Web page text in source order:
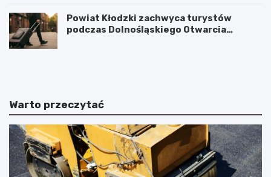
Powiat Kłodzki zachwyca turystów
podczas Dolnośląskiego Otwarcia
P
t
K
ł
o
d
z
k
K
k
i
P
o
w
i
a
Warto przeczytać